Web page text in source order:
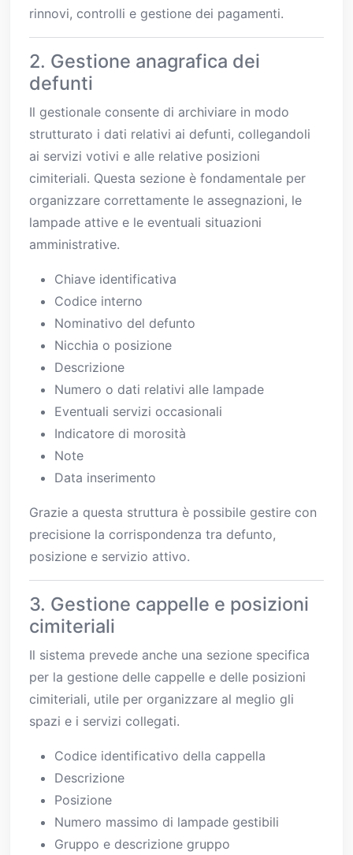
rinnovi, controlli e gestione dei pagamenti.
2. Gestione anagrafica dei
defunti
Il gestionale consente di archiviare in modo
strutturato i dati relativi ai defunti, collegandoli
ai servizi votivi e alle relative posizioni
cimiteriali. Questa sezione è fondamentale per
organizzare correttamente le assegnazioni, le
lampade attive e le eventuali situazioni
amministrative.
Chiave identificativa
Codice interno
Nominativo del defunto
Nicchia o posizione
Descrizione
Numero o dati relativi alle lampade
Eventuali servizi occasionali
Indicatore di morosità
Note
Data inserimento
Grazie a questa struttura è possibile gestire con
precisione la corrispondenza tra defunto,
posizione e servizio attivo.
3. Gestione cappelle e posizioni
cimiteriali
Il sistema prevede anche una sezione specifica
per la gestione delle cappelle e delle posizioni
cimiteriali, utile per organizzare al meglio gli
spazi e i servizi collegati.
Codice identificativo della cappella
Descrizione
Posizione
Numero massimo di lampade gestibili
Gruppo e descrizione gruppo